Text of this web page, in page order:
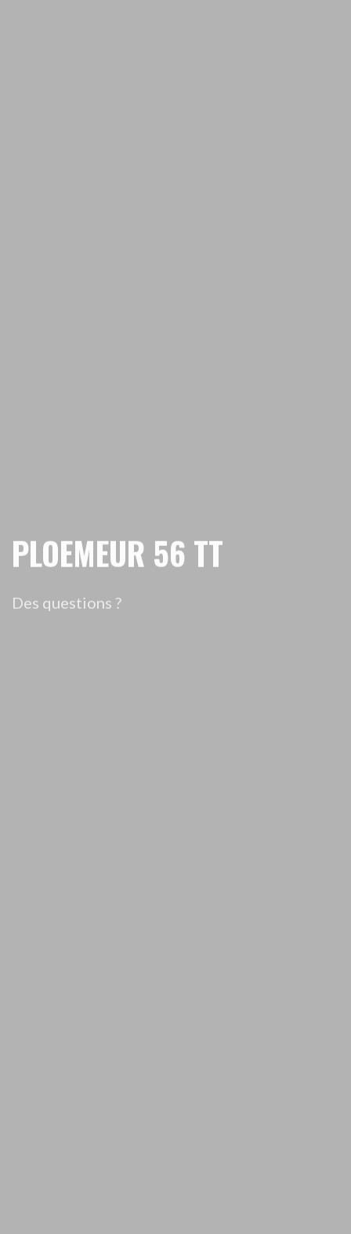
PLOEMEUR 56 TT
Des questions ?